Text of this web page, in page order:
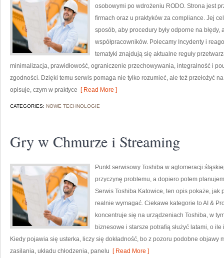
osobowymi po wdrożeniu RODO. Strona jest
firmach oraz u praktyków za compliance. Jej
sposób, aby procedury były odporne na błędy,
współpracowników. Polecamy Incydenty i
tematyki znajdują się aktualne reguły
minimalizacja, prawidłowość, ograniczenie przechowywania, integralność i
zgodności. Dzięki temu serwis pomaga nie tylko rozumieć, ale też przełożyć
opisuje, czym w praktyce [ Read More ]
CATEGORIES: NOWE TECHNOLOGIE
Gry w Chmurze i Streaming
Punkt serwisowy Toshiba w aglomeracji
przyczynę problemu, a dopiero potem
Serwis Toshiba Katowice, ten opis pokaże,
realnie wymagać. Ciekawe kategorie to AI &
koncentruje się na urządzeniach Toshiba, w
biznesowe i starsze potrafią służyć latami, o
Kiedy pojawia się usterka, liczy się dokładność, bo z pozoru podobne objawy
zasilania, układu chłodzenia, panelu [ Read More ]